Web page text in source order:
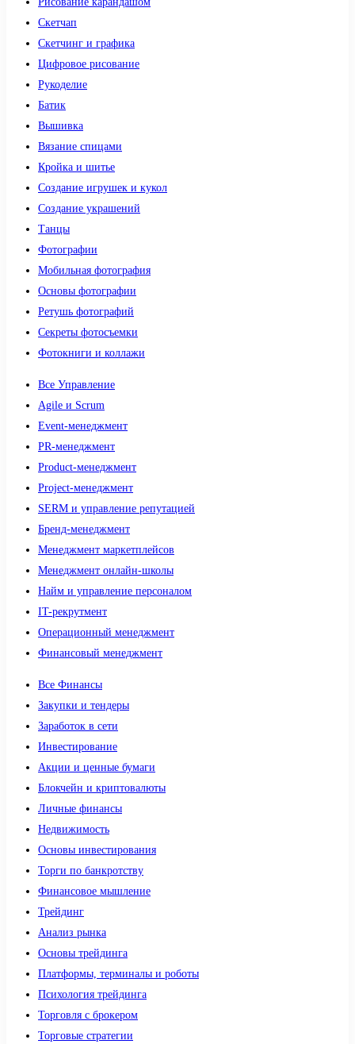
Скетчап
Скетчинг и графика
Цифровое рисование
Рукоделие
Батик
Вышивка
Вязание спицами
Кройка и шитье
Создание игрушек и кукол
Создание украшений
Танцы
Фотографии
Мобильная фотография
Основы фотографии
Ретушь фотографий
Секреты фотосъемки
Фотокниги и коллажи
Все Управление
Agile и Scrum
Event-менеджмент
PR-менеджмент
Product-менеджмент
Project-менеджмент
SERM и управление репутацией
Бренд-менеджмент
Менеджмент маркетплейсов
Менеджмент онлайн-школы
Найм и управление персоналом
IT-рекрутмент
Операционный менеджмент
Финансовый менеджмент
Все Финансы
Закупки и тендеры
Заработок в сети
Инвестирование
Акции и ценные бумаги
Блокчейн и криптовалюты
Личные финансы
Недвижимость
Основы инвестирования
Торги по банкротству
Финансовое мышление
Трейдинг
Анализ рынка
Основы трейдинга
Платформы, терминалы и роботы
Психология трейдинга
Торговля с брокером
Торговые стратегии